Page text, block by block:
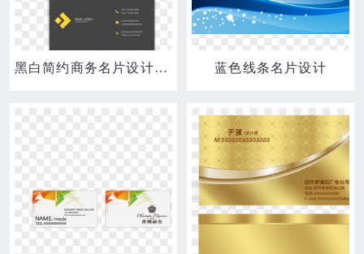
黑白简约商务名片设计矢量图 蓝色线条名片设计